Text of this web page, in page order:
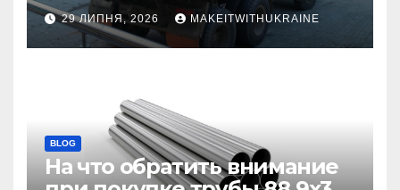
29 ЛИПНЯ, 2026 MAKEITWITHUKRAINE
BLOG
На что обратить внимание